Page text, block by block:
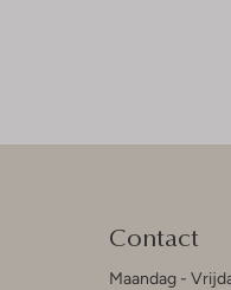
Contact
Maandag -